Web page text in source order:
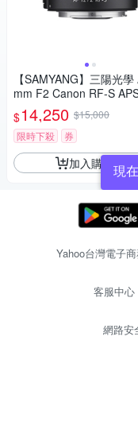
【SAMYANG】三陽光
mm F2 Canon RF-S
動對焦鏡頭 公司貨
$14,250 $15,000
限時下殺
券
加入購物車
現
Yahoo台灣電子
客服中心
網路安